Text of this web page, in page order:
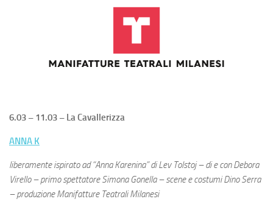
6.03 – 11.03 – La Cavallerizza
ANNA K
liberamente ispirato ad “Anna Karenina” di Lev Tolstoj – di e con Debora
Virello – primo spettatore Simona Gonella – scene e costumi Dino Serra
– produzione Manifatture Teatrali Milanesi